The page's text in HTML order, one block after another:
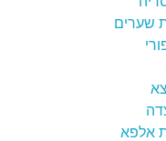
שערים
אלפא